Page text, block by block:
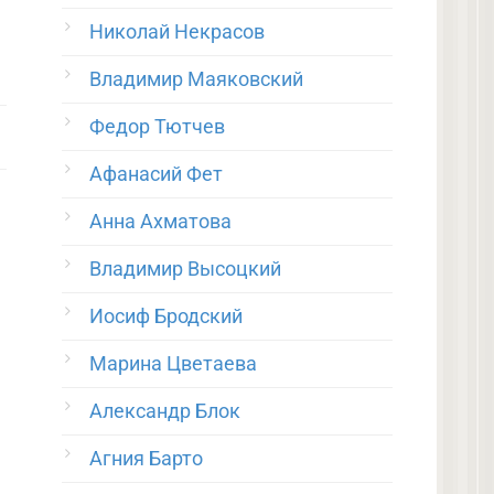
Николай Некрасов
Владимир Маяковский
Федор Тютчев
Афанасий Фет
Анна Ахматова
Владимир Высоцкий
Иосиф Бродский
Марина Цветаева
Александр Блок
Агния Барто